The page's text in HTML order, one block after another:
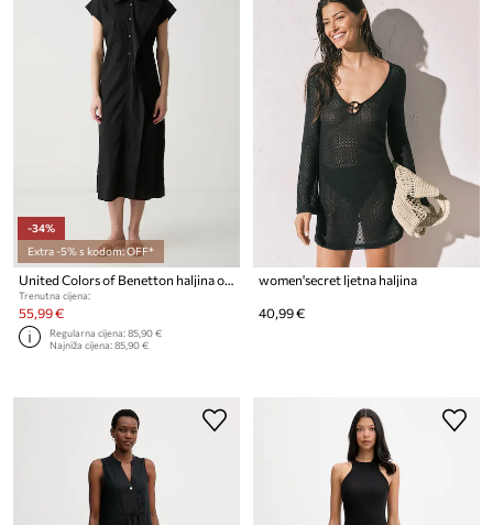
-34%
Extra -5% s kodom: OFF*
United Colors of Benetton haljina od pamuka
Trenutna cijena:
55,99 €
Regularna cijena:85,90 €
Najniža cijena:85,90 €
women'secret ljetna haljina
40,99 €